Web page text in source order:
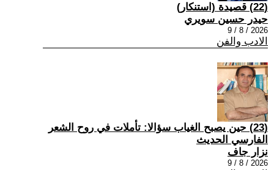
(22) قصيدة (استنكار)
حيدر حسين سويري
2026 / 8 / 9
الادب والفن
(23) حين يصبح الغياب سؤالا: تأملات في روح الشعر
الفارسي الحديث
نزار جاف
2026 / 8 / 9